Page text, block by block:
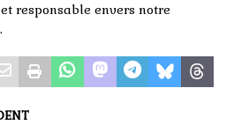
responsable envers notre